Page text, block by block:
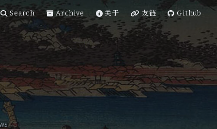
Search Archive 关于 友链 Github